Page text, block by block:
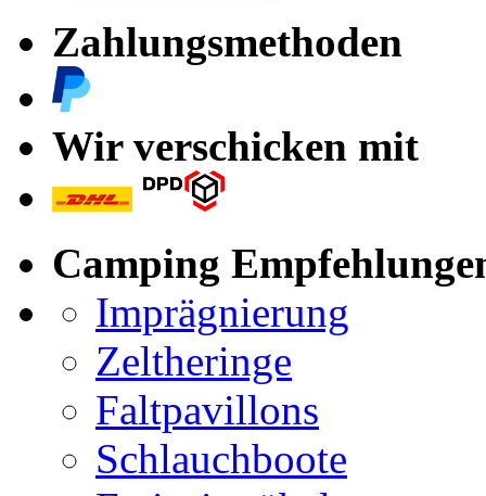
Zahlungsmethoden
Wir verschicken mit
Camping
Imprägnierung
Zeltheringe
Faltpavillons
Schlauchboote